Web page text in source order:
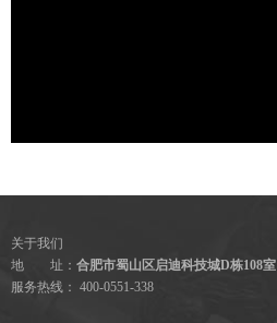
关于我们
地 址： 合肥市蜀山区启迪科技城D栋108室
服务热线： 400-0551-338